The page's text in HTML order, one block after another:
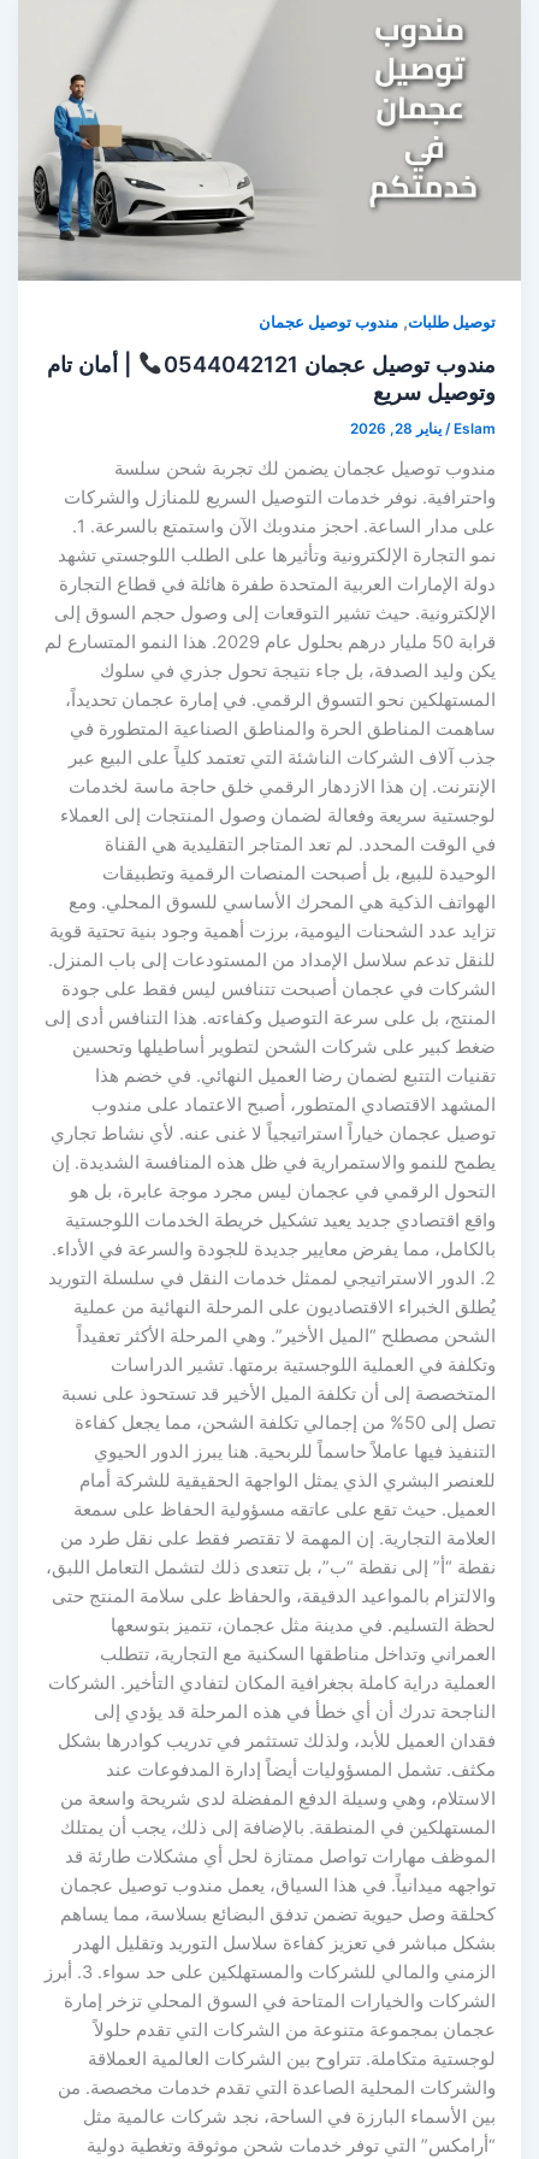
توصيل طلبات,مندوب توصيل عجمان
مندوب توصيل عجمان 0544042121
| أمان تام
وتوصيل سريع
Eslam
/يناير 28, 2026
مندوب توصيل عجمان يضمن لك تجربة شحن سلسة
واحترافية. نوفر خدمات التوصيل السريع للمنازل والشركات
على مدار الساعة. احجز مندوبك الآن واستمتع بالسرعة. 1.
نمو التجارة الإلكترونية وتأثيرها على الطلب اللوجستي تشهد
دولة الإمارات العربية المتحدة طفرة هائلة في قطاع التجارة
الإلكترونية. حيث تشير التوقعات إلى وصول حجم السوق إلى
قرابة 50 مليار درهم بحلول عام 2029. هذا النمو المتسارع لم
يكن وليد الصدفة، بل جاء نتيجة تحول جذري في سلوك
المستهلكين نحو التسوق الرقمي. في إمارة عجمان تحديداً،
ساهمت المناطق الحرة والمناطق الصناعية المتطورة في
جذب آلاف الشركات الناشئة التي تعتمد كلياً على البيع عبر
الإنترنت. إن هذا الازدهار الرقمي خلق حاجة ماسة لخدمات
لوجستية سريعة وفعالة لضمان وصول المنتجات إلى العملاء
في الوقت المحدد. لم تعد المتاجر التقليدية هي القناة
الوحيدة للبيع، بل أصبحت المنصات الرقمية وتطبيقات
الهواتف الذكية هي المحرك الأساسي للسوق المحلي. ومع
تزايد عدد الشحنات اليومية، برزت أهمية وجود بنية تحتية قوية
للنقل تدعم سلاسل الإمداد من المستودعات إلى باب المنزل.
الشركات في عجمان أصبحت تتنافس ليس فقط على جودة
المنتج، بل على سرعة التوصيل وكفاءته. هذا التنافس أدى إلى
ضغط كبير على شركات الشحن لتطوير أساطيلها وتحسين
تقنيات التتبع لضمان رضا العميل النهائي. في خضم هذا
المشهد الاقتصادي المتطور، أصبح الاعتماد على مندوب
توصيل عجمان خياراً استراتيجياً لا غنى عنه. لأي نشاط تجاري
يطمح للنمو والاستمرارية في ظل هذه المنافسة الشديدة. إن
التحول الرقمي في عجمان ليس مجرد موجة عابرة، بل هو
واقع اقتصادي جديد يعيد تشكيل خريطة الخدمات اللوجستية
بالكامل، مما يفرض معايير جديدة للجودة والسرعة في الأداء.
2. الدور الاستراتيجي لممثل خدمات النقل في سلسلة التوريد
يُطلق الخبراء الاقتصاديون على المرحلة النهائية من عملية
الشحن مصطلح “الميل الأخير”. وهي المرحلة الأكثر تعقيداً
وتكلفة في العملية اللوجستية برمتها. تشير الدراسات
المتخصصة إلى أن تكلفة الميل الأخير قد تستحوذ على نسبة
تصل إلى 50% من إجمالي تكلفة الشحن، مما يجعل كفاءة
التنفيذ فيها عاملاً حاسماً للربحية. هنا يبرز الدور الحيوي
للعنصر البشري الذي يمثل الواجهة الحقيقية للشركة أمام
العميل. حيث تقع على عاتقه مسؤولية الحفاظ على سمعة
العلامة التجارية. إن المهمة لا تقتصر فقط على نقل طرد من
نقطة “أ” إلى نقطة “ب”، بل تتعدى ذلك لتشمل التعامل اللبق،
والالتزام بالمواعيد الدقيقة، والحفاظ على سلامة المنتج حتى
لحظة التسليم. في مدينة مثل عجمان، تتميز بتوسعها
العمراني وتداخل مناطقها السكنية مع التجارية، تتطلب
العملية دراية كاملة بجغرافية المكان لتفادي التأخير. الشركات
الناجحة تدرك أن أي خطأ في هذه المرحلة قد يؤدي إلى
فقدان العميل للأبد، ولذلك تستثمر في تدريب كوادرها بشكل
مكثف. تشمل المسؤوليات أيضاً إدارة المدفوعات عند
الاستلام، وهي وسيلة الدفع المفضلة لدى شريحة واسعة من
المستهلكين في المنطقة. بالإضافة إلى ذلك، يجب أن يمتلك
الموظف مهارات تواصل ممتازة لحل أي مشكلات طارئة قد
تواجهه ميدانياً. في هذا السياق، يعمل مندوب توصيل عجمان
كحلقة وصل حيوية تضمن تدفق البضائع بسلاسة، مما يساهم
بشكل مباشر في تعزيز كفاءة سلاسل التوريد وتقليل الهدر
الزمني والمالي للشركات والمستهلكين على حد سواء. 3. أبرز
الشركات والخيارات المتاحة في السوق المحلي تزخر إمارة
عجمان بمجموعة متنوعة من الشركات التي تقدم حلولاً
لوجستية متكاملة. تتراوح بين الشركات العالمية العملاقة
والشركات المحلية الصاعدة التي تقدم خدمات مخصصة. من
بين الأسماء البارزة في الساحة، نجد شركات عالمية مثل
“أرامكس” التي توفر خدمات شحن موثوقة وتغطية دولية